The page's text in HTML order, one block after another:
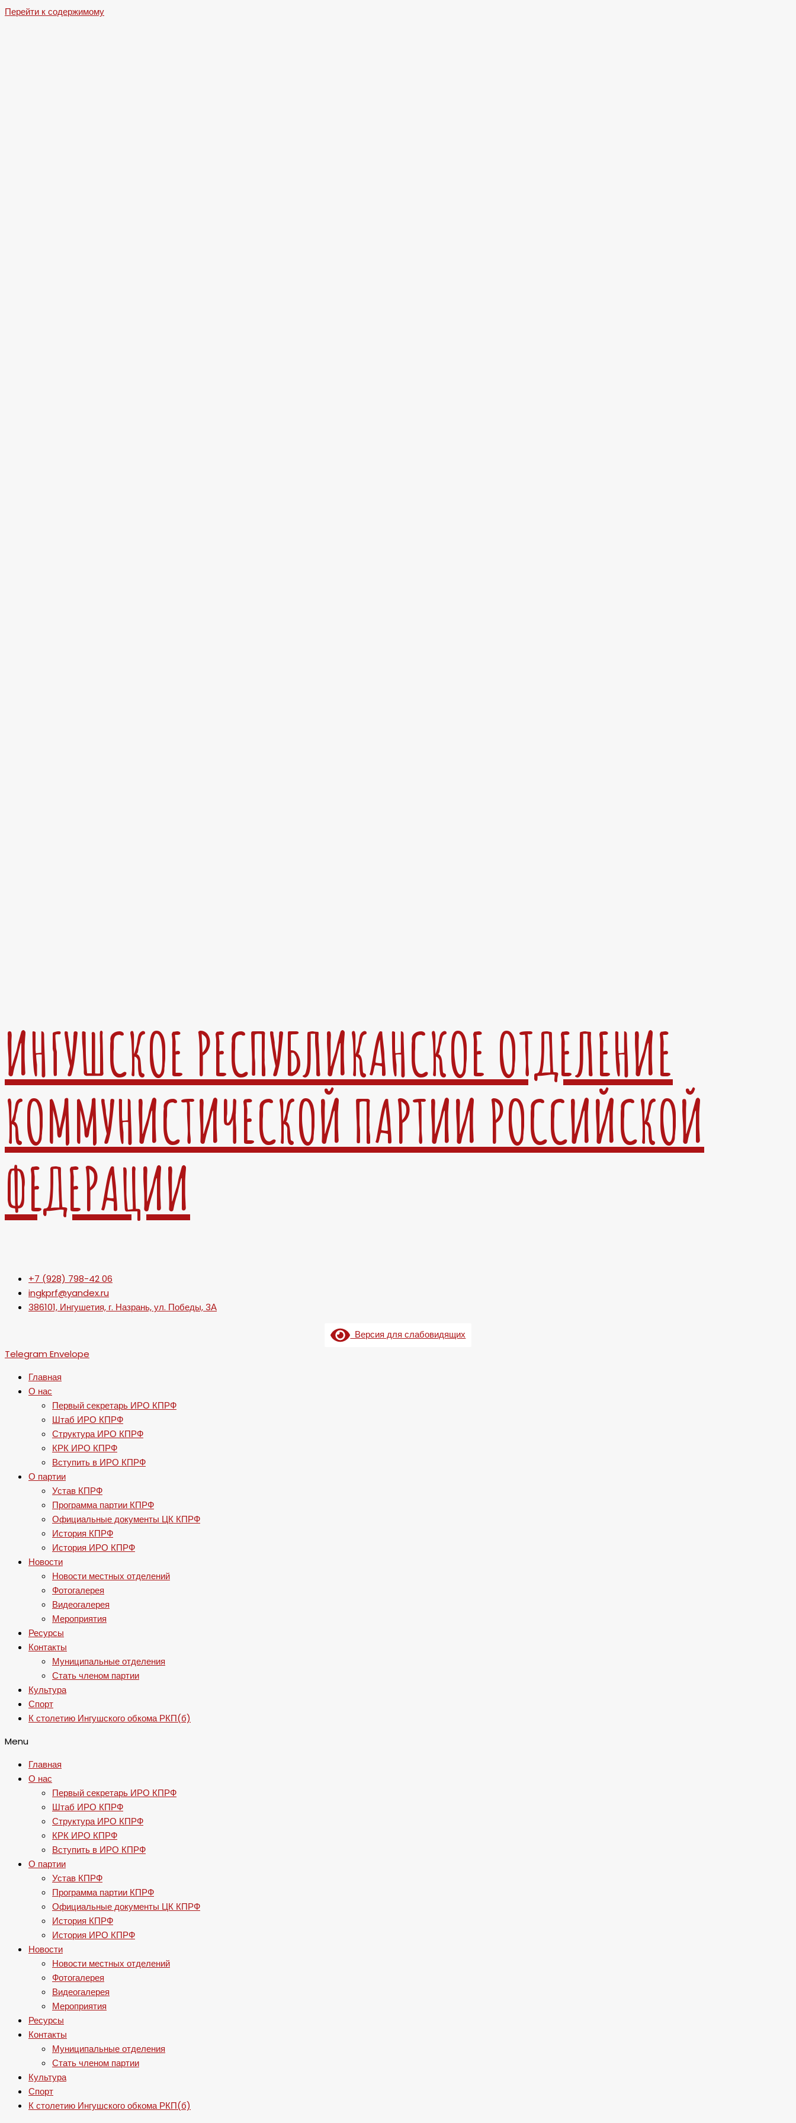
Перейти к содержимому
ИНГУШСКОЕ РЕСПУБЛИКАНСКОЕ ОТДЕЛЕНИЕ
КОММУНИСТИЧЕСКОЙ ПАРТИИ РОССИЙСКОЙ
ФЕДЕРАЦИИ
+7 (928) 798-42 06
ingkprf@yandex.ru
386101, Ингушетия, г. Назрань, ул. Победы, 3А
Версия для слабовидящих
Telegram Envelope
Главная
О нас
Первый секретарь ИРО КПРФ
Штаб ИРО КПРФ
Структура ИРО КПРФ
КРК ИРО КПРФ
Вступить в ИРО КПРФ
О партии
Устав КПРФ
Программа партии КПРФ
Официальные документы ЦК КПРФ
История КПРФ
История ИРО КПРФ
Новости
Новости местных отделений
Фотогалерея
Видеогалерея
Мероприятия
Ресурсы
Контакты
Муниципальные отделения
Стать членом партии
Культура
Спорт
К столетию Ингушского обкома РКП(б)
Menu
Главная
О нас
Первый секретарь ИРО КПРФ
Штаб ИРО КПРФ
Структура ИРО КПРФ
КРК ИРО КПРФ
Вступить в ИРО КПРФ
О партии
Устав КПРФ
Программа партии КПРФ
Официальные документы ЦК КПРФ
История КПРФ
История ИРО КПРФ
Новости
Новости местных отделений
Фотогалерея
Видеогалерея
Мероприятия
Ресурсы
Контакты
Муниципальные отделения
Стать членом партии
Культура
Спорт
К столетию Ингушского обкома РКП(б)